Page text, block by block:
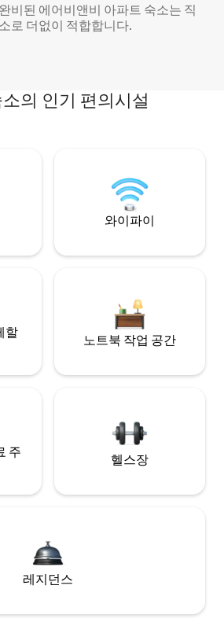
비된 에어비앤비 아파트 숙소는 직
로 더없이 적합합니다.
의 인기 편의시설
와이파이
할
노트북 작업 공간
주
헬스장
레지던스